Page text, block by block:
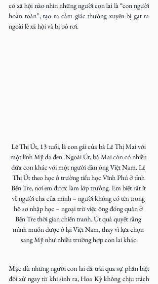
có xã hội nào nhìn những người con lai là “con người
hoàn toàn”, tạo ra cảm giác thường xuyên bị gạt ra
ngoài lề xã hội và bị bỏ rơi.
Lê Thị Út, 13 tuổi, là con gái của bà Lê Thị Mai với
một lính Mỹ da đen. Ngoài Út, bà Mai còn có nhiều
đứa con khác với một người đàn ông Việt Nam. Lê
Thị Út theo học ở trường tiểu học Vĩnh Phú ở tỉnh
Bến Tre, nơi em được làm lớp trưởng. Em biết rất ít
về người cha của mình – người không có tên trong
hồ sơ nhập học – ngoại trừ việc ông đóng quân ở
Bến Tre thời gian chiến tranh. Út quả quyết rằng
mình muốn được ở lại Việt Nam, thay vì lựa chọn
sang Mỹ như nhiều trường hợp con lai khác.
Mặc dù những người con lai đã trải qua sự phân biệt
đối xử ngay từ khi sinh ra, Hoa Kỳ không chịu trách